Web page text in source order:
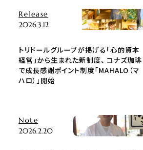
Release
2026.3.12
トリドールグループが掲げる「心的資本
経営」から生まれた新制度、 コナズ珈琲
で成長感謝ポイント制度「MAHALO（マ
ハロ）」開始
Note
2026.2.20